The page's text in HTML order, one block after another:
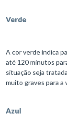
Verde
A cor verde indica
até 120 minutos
situação seja
muito graves para a
Azul